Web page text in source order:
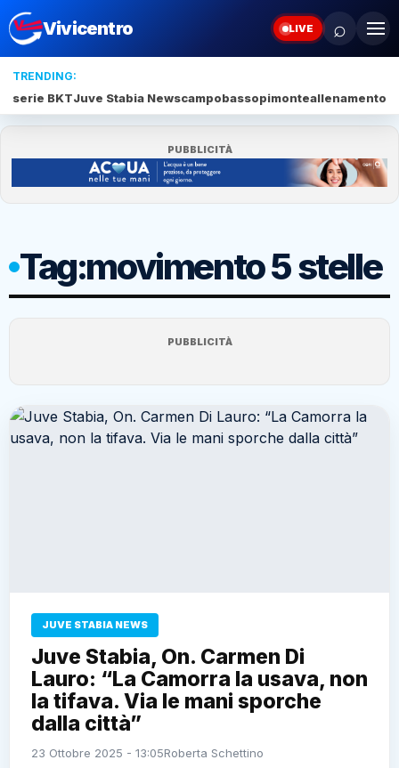
Vivicentro LIVE ⌕
TRENDING:
serie BKTJuve Stabia Newscampobassopimonteallenamento
PUBBLICITÀ
Tag:movimento 5 stelle
PUBBLICITÀ
JUVE STABIA NEWS
Juve Stabia, On. Carmen Di
Lauro: “La Camorra la usava, non
la tifava. Via le mani sporche
dalla città”
23 Ottobre 2025 - 13:05Roberta Schettino